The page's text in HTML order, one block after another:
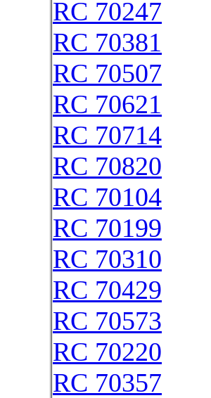
RC 70247
RC 70381
RC 70507
RC 70621
RC 70714
RC 70820
RC 70104
RC 70199
RC 70310
RC 70429
RC 70573
RC 70220
RC 70357